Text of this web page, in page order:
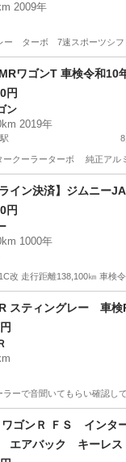
2009年
ターボ 7速スポーツシフ
ワゴンＲ スティン
ワゴンT 車検令和10
円
ン
2019年
ークーラーターボ 純正ア
ヶ丘駅 ＭＲワゴン イ
ライン決済】ジムニー
円
1000年
改 走行距離138,100㎞ 車
ジムニー
スティングレー 車検
ーで音聞いてもらい確認し
ワゴンＲ
ワゴンＲ ＦＳ インタ
エアバック キーレ